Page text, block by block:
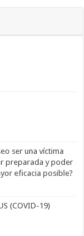
ser una víctima
preparada y poder
eficacia posible?
(COVID-19)